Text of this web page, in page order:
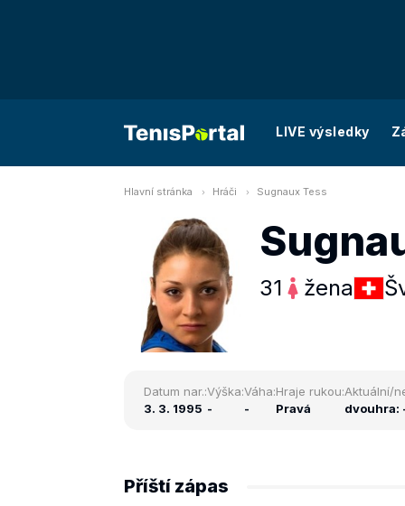
LIVE výsledky
Hlavní stránka Hráči Sugnaux Tess
31 žena
Datum nar.:
3. 3. 1995
Výška:
-
Váha:
-
Hraje rukou:
Pravá
Aktuální/
dvouhra:
Příští zápas